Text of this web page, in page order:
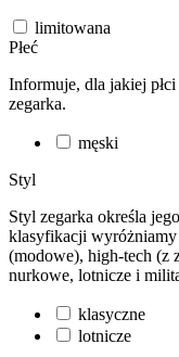
limitowana
Płeć
Informuje, dla jakiej
zegarka.
męski
Styl
Styl zegarka określa
klasyfikacji wyróżniamy
(modowe), high-tech (z
nurkowe, lotnicze i
klasyczne
lotnicze